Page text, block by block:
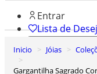
Entrar
Lista de
0
Inicio Jóias
Gargantilha Sagrado